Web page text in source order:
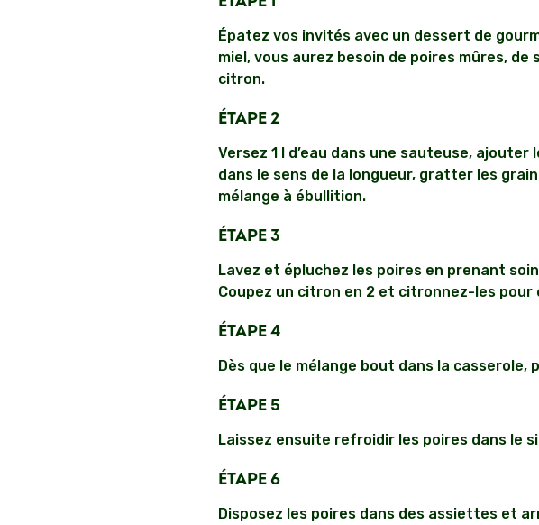
Épatez vos invités avec un dessert de
miel, vous aurez besoin de poires mûres, de
citron.
ÉTAPE 2
Versez 1 l d’eau dans une sauteuse,
dans le sens de la longueur, gratter les
mélange à ébullition.
ÉTAPE 3
Lavez et épluchez les poires en prenant
Coupez un citron en 2 et citronnez-les pour
ÉTAPE 4
Dès que le mélange bout dans la
ÉTAPE 5
Laissez ensuite refroidir les poires dans le
ÉTAPE 6
Disposez les poires dans des assiettes et